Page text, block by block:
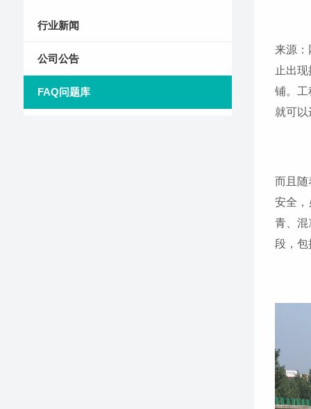
行业新闻
公司公告
FAQ问题库
来源：
止出
铺。
就可
而且随
安全
青、
段，包